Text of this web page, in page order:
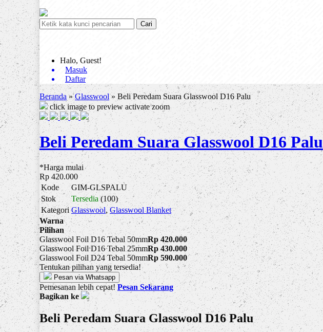
Cari
Halo, Guest!
Masuk
Daftar
Beranda »Glasswool» Beli Peredam Suara Glasswool D16 Palu
click image to preview activate zoom
Beli Peredam Suara Glasswool D16 Palu
*Harga mulai
Rp 420.000
Kode
GIM-GLSPALU
Stok
Tersedia(100)
Kategori Glasswool, Glasswool Blanket
Warna
Pilihan
Glasswool Foil D16 Tebal 50mmRp 420.000
Glasswool Foil D16 Tebal 25mmRp 430.000
Glasswool Foil D24 Tebal 50mmRp 590.000
Tentukan pilihan yang tersedia!
Pesan via Whatsapp
Pemesanan lebih cepat! Pesan Sekarang
Bagikan ke
Beli Peredam Suara Glasswool D16 Palu